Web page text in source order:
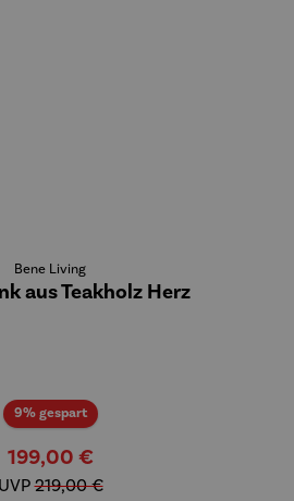
Bene Living
aus Teakholz Herz
9% gespartRabatt
199,00 €
UVP219,00 €